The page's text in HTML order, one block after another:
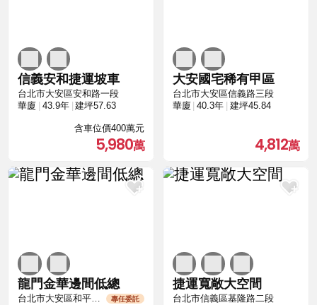
信義安和捷運坡車
台北市大安區安和路一段
華廈
43.9年 建坪57.63
含車位價400萬元
5,980
大安國宅稀有甲區
台北市大安區信義路三段
華廈
40.3年 建坪45.84
4,812
龍門金華邊間低總
台北市大安區和平東路二段 專任委託
捷運寬敞大空間
台北市信義區基隆路二段